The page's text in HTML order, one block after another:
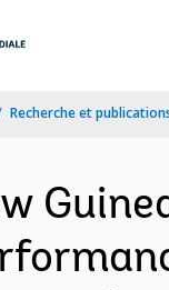
Recherche et